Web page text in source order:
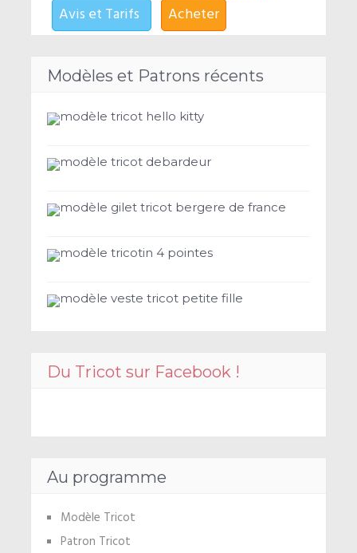
Acheter
Avis et Tarifs
Modèles et Patrons récents
modèle tricot hello kitty
modèle tricot debardeur
modèle gilet tricot bergere de france
modèle tricotin 4 pointes
modèle veste tricot petite fille
Du Tricot sur Facebook !
Au programme
Modèle Tricot
Patron Tricot